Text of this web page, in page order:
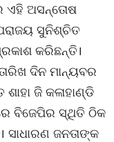
ଏହି ଅସନ୍ତୋଷ
ସୁନିଶ୍ଚିତ
କରିଛନ୍ତି।
ଦିନ ମାନ୍ୟବର
ଜି କଳାହାଣ୍ଡି
ବିଜେପିର ସ୍ଥିତି ଠିକ
ସାଧାରଣ ଜନତାଙ୍କ